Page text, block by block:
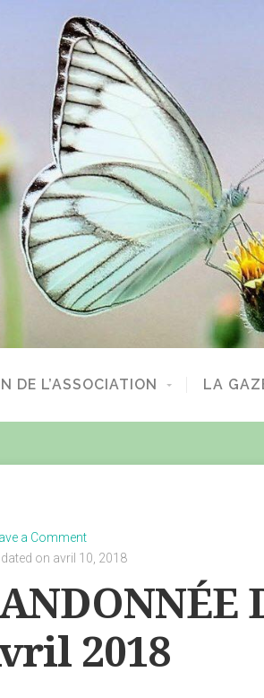
DE L’ASSOCIATION LA
a Comment
on avril 10, 2018
2018